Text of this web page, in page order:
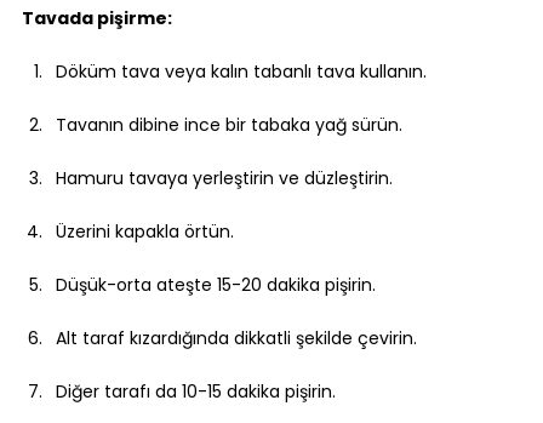
Tavada pişirme:
Döküm tava veya kalın tabanlı tava kullanın.
Tavanın dibine ince bir tabaka yağ sürün.
Hamuru tavaya yerleştirin ve düzleştirin.
Üzerini kapakla örtün.
Düşük-orta ateşte 15-20 dakika pişirin.
Alt taraf kızardığında dikkatli şekilde çevirin.
Diğer tarafı da 10-15 dakika pişirin.